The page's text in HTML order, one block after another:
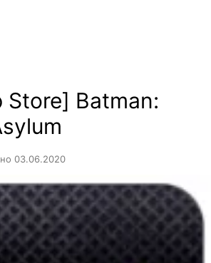
Store] Batman:
03.06.2020